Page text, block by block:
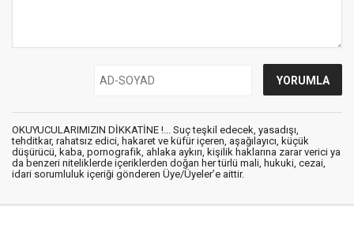
OKUYUCULARIMIZIN DİKKATİNE !... Suç teşkil edecek, yasadışı,
tehditkar, rahatsız edici, hakaret ve küfür içeren, aşağılayıcı, küçük
düşürücü, kaba, pornografik, ahlaka aykırı, kişilik haklarına zarar verici ya
da benzeri niteliklerde içeriklerden doğan her türlü mali, hukuki, cezai,
idari sorumluluk içeriği gönderen Üye/Üyeler’e aittir.